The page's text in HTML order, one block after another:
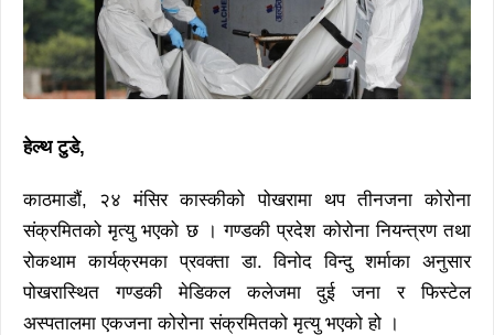
हेल्थ टुडे,
काठमाडौं, २४ मंसिर कास्कीको पोखरामा थप तीनजना कोरोना
संक्रमितको मृत्यु भएको छ । गण्डकी प्रदेश कोरोना नियन्त्रण तथा
रोकथाम कार्यक्रमका प्रवक्ता डा. विनोद विन्दु शर्माका अनुसार
पोखरास्थित गण्डकी मेडिकल कलेजमा दुई जना र फिस्टेल
अस्पतालमा एकजना कोरोना संक्रमितको मृत्यु भएको हो ।